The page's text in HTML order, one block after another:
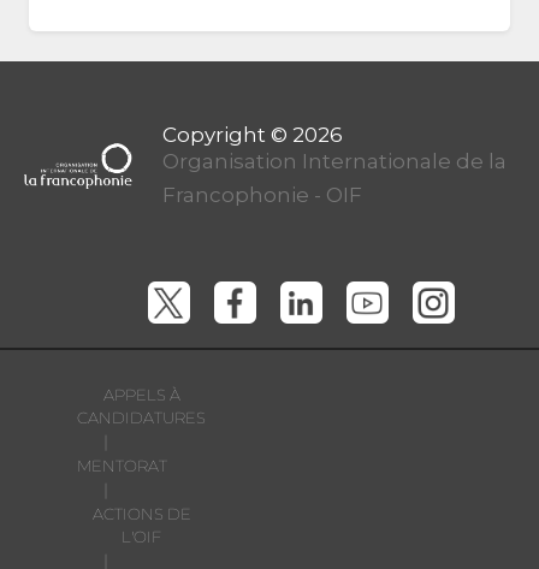
APPELS À
CANDIDATURES
MENTORAT
ACTIONS DE
L'OIF
Organisation Internationale de la
Francophonie - OIF